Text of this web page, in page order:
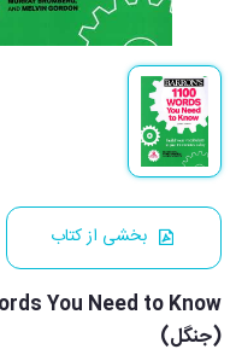
بخشی از کتاب
(جنگل)